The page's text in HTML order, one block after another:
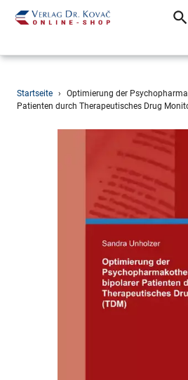
Direkt
zum
Startseite ›
Optimierung der
Patienten durch Therapeutisches Drug